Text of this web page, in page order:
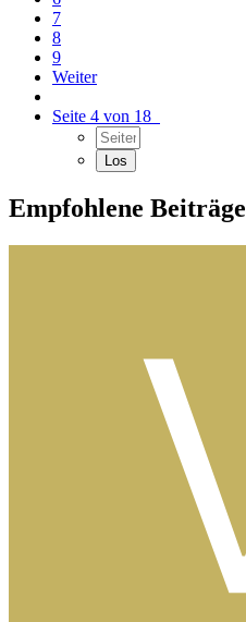
7
8
9
Weiter
Seite 4 von 18
Empfohlene Beiträge